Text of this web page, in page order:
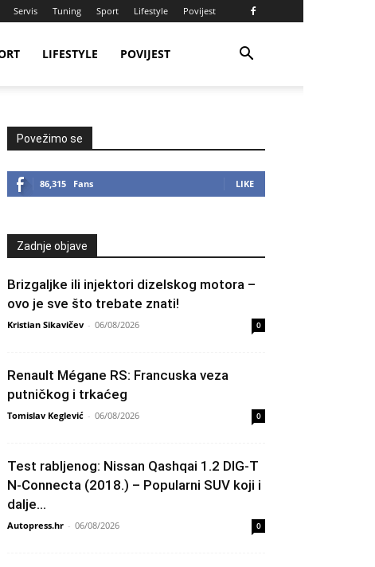
Servis Tuning Sport Lifestyle Povijest
LIFESTYLE POVIJEST
Povežimo se
86,315 Fans LIKE
Zadnje objave
Brizgaljke ili injektori dizelskog motora –
ovo je sve što trebate znati!
Kristian Sikavičev - 06/08/2026 0
Renault Mégane RS: Francuska veza
putničkog i trkaćeg
Tomislav Keglević - 06/08/2026 0
Test rabljenog: Nissan Qashqai 1.2 DIG-T
N-Connecta (2018.) – Popularni SUV koji i
dalje...
Autopress.hr - 06/08/2026 0